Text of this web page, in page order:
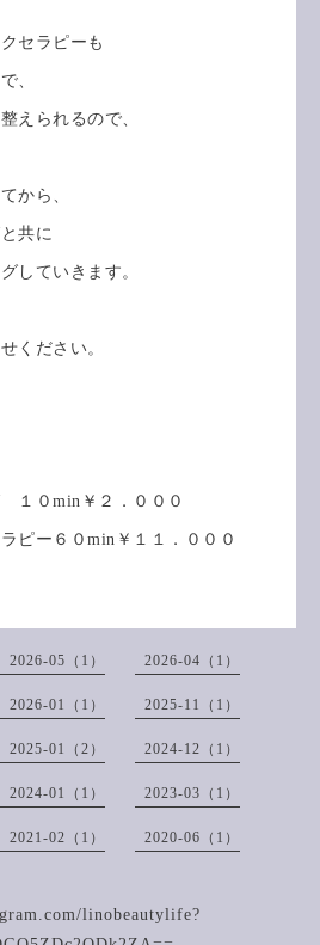
セラピーも
、
えられるので、
から、
共に
していきます。
ください。
１０min￥２．０００
ピー６０min￥１１．０００
2026-05（1） 2026-04（1）
2026-01（1） 2025-11（1）
2025-01（2） 2024-12（1）
2024-01（1） 2023-03（1）
2021-02（1） 2020-06（1）
linobeautylife?